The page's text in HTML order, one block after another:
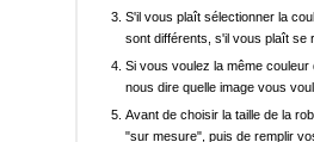
S'il vous plaît sélectionner la
sont différents, s'il vous plaît se
Si vous voulez la même
nous dire quelle image vous
Avant de choisir la taille de la
"sur mesure", puis de remplir